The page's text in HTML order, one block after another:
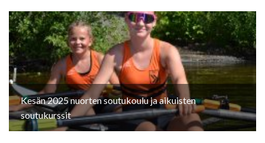
Kesän 2025 nuorten soutukoulu ja aikuisten
soutukurssit